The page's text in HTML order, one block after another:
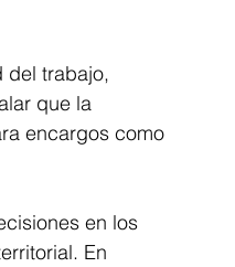
del trabajo,
que la
encargos como
en los
En